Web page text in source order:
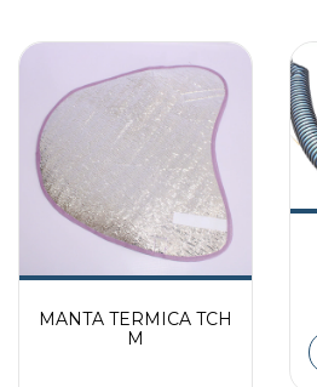
MANTA TERMICA TCH
M